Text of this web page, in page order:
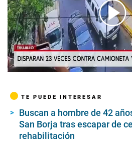
00:00 /01:59
TE PUEDE INTERESAR
Buscan a hombre de 42
San Borja tras escapar de
rehabilitación